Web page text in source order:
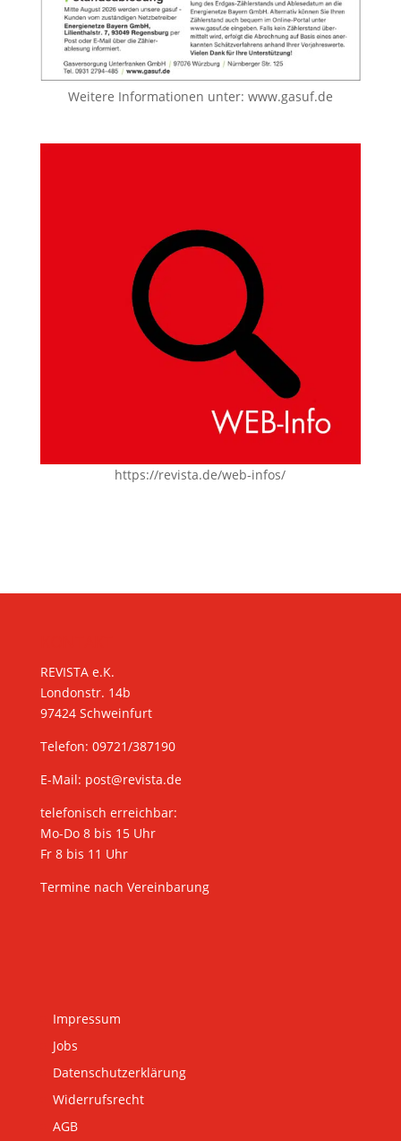
Weitere Informationen unter: www.gasuf.de
https://revista.de/web-infos/
REVISTA e.K.
Londonstr. 14b
97424 Schweinfurt
Telefon: 09721/387190
E-Mail: post@revista.de
telefonisch erreichbar:
Mo-Do 8 bis 15 Uhr
Fr 8 bis 11 Uhr
Termine nach Vereinbarung
Impressum
Jobs
Datenschutzerklärung
Widerrufsrecht
AGB